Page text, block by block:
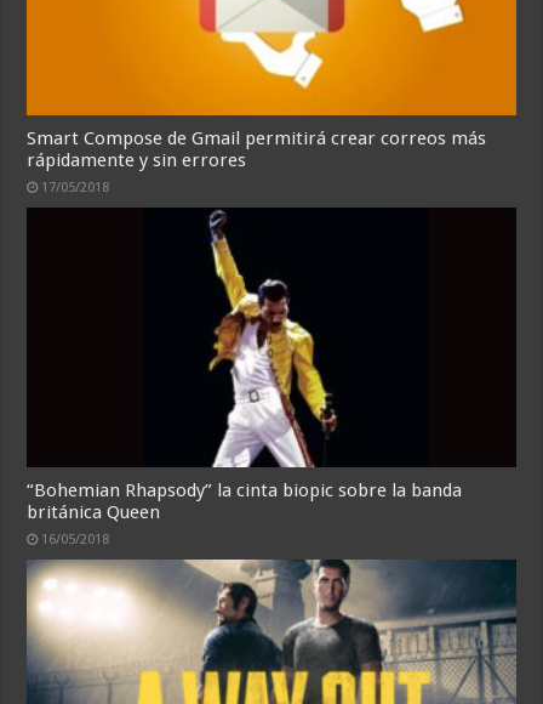
Smart Compose de Gmail permitirá crear correos más
rápidamente y sin errores
17/05/2018
“Bohemian Rhapsody” la cinta biopic sobre la banda
británica Queen
16/05/2018